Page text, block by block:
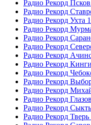
Радио Рекорд
Радио Рекорд
Радио Рекорд Ухта
Радио Рекорд
Радио Рекорд
Радио Рекорд
Радио Рекорд
Радио Рекорд
Радио Рекорд
Радио Рекорд
Радио Рекорд
Радио Рекорд
Радио Рекорд
Радио Рекорд